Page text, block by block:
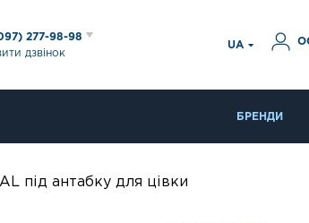
277-98-98
дзвінок
UA
БРЕНДИ
під антабку для цівки